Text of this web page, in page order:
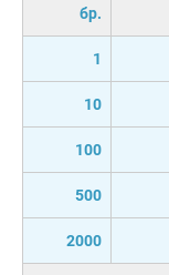
бр.
1
10
100
500
2000